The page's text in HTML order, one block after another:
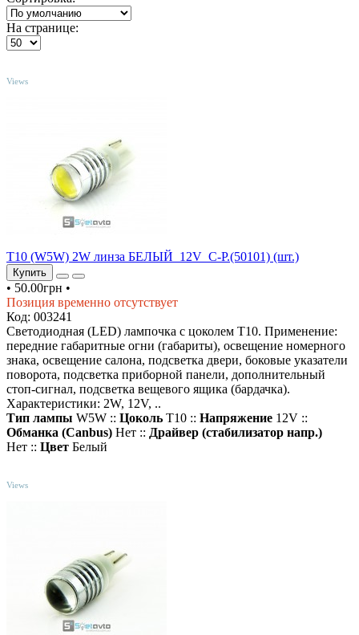
На странице:
Views
T10 (W5W) 2W линза БЕЛЫЙ_12V_C-P.(50101) (шт.)
Купить
• 50.00грн •
Позиция временно отсутствует
Код: 003241
Светодиодная (LED) лампочка с цоколем T10. Применение:
передние габаритные огни (габариты), освещение номерного
знака, освещение салона, подсветка двери, боковые указатели
поворота, подсветка приборной панели, дополнительный
стоп-сигнал, подсветка вещевого ящика (бардачка).
Характеристики: 2W, 12V, ..
Тип лампы W5W :: Цоколь T10 :: Напряжение 12V ::
Обманка (Canbus) Нет :: Драйвер (cтабилизатор напр.)
Нет :: Цвет Белый
Views